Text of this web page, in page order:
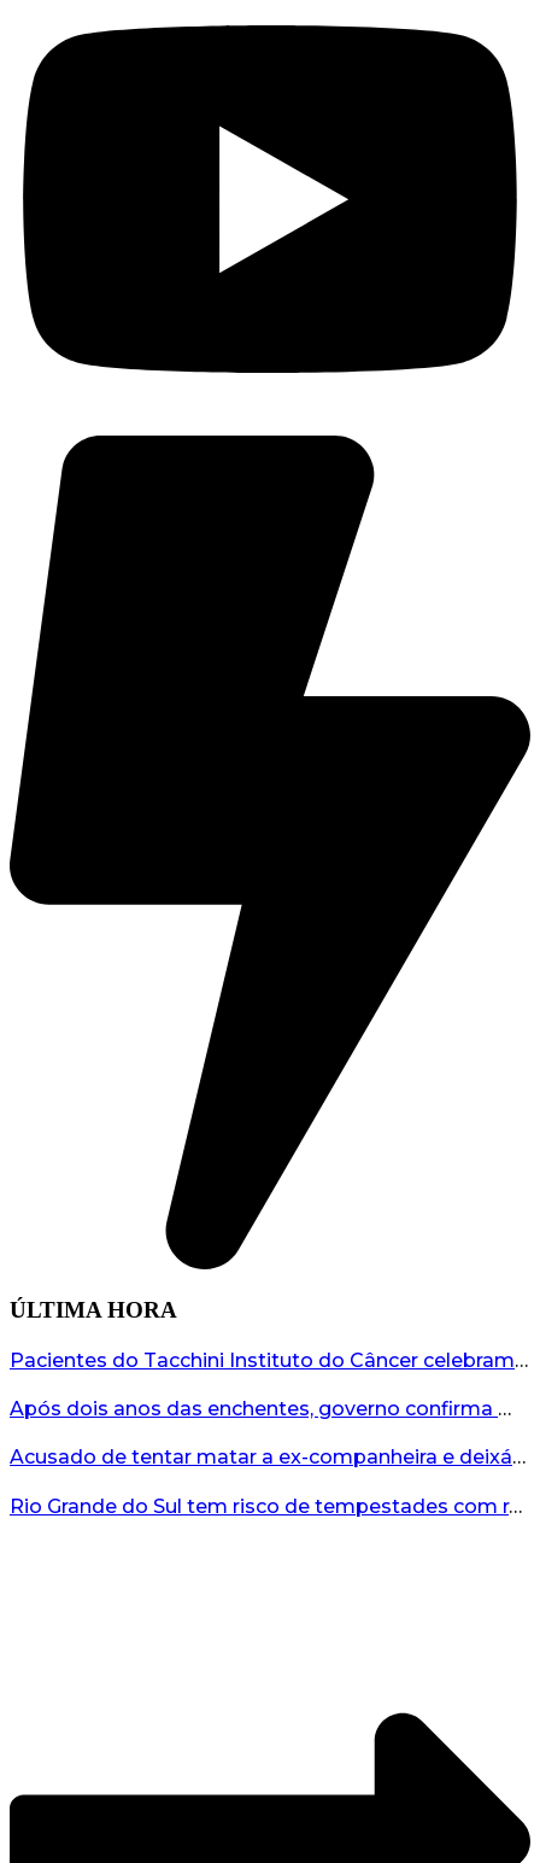
ÚLTIMA HORA
Pacientes do Tacchini Instituto do Câncer celebram Dia dos Pais com cuidado e relaxamento...
Após dois anos das enchentes, governo confirma mais de R$19 milhões para nova ponte no Vale do Taquari...
Acusado de tentar matar a ex-companheira e deixá-la paraplégica é condenado na Serra Gaúcha...
Rio Grande do Sul tem risco de tempestades com rajadas de ventos nos próximos dias...